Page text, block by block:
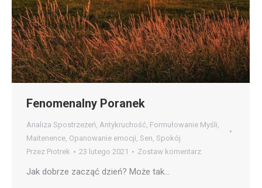
Fenomenalny Poranek
Analiza Spostrzeżeń, Antykruchość, Formułowanie Myśli,
Maitenence, Opanowanie emocji, Sen, Spokój
Przez Piotrek 23 lutego 2021 Zostaw komentarz
Jak dobrze zacząć dzień? Może tak…